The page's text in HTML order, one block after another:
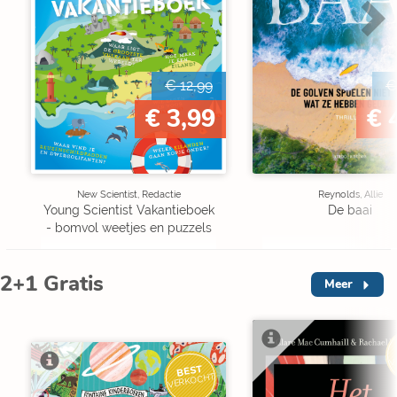
€ 12,99
€ 3,99
New Scientist, Redactie
Young Scientist Vakantieboek
- bomvol weetjes en puzzels
€
€
Reynolds, Allie
De baai
2+1 Gratis Meer
BEST
VERKOCHT